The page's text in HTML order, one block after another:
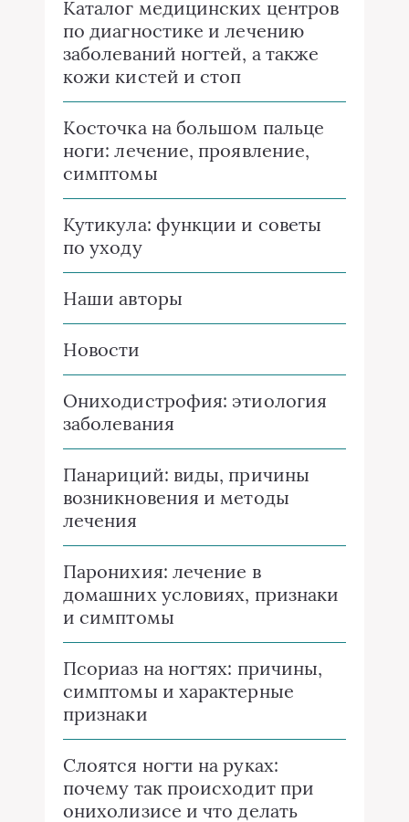
Каталог медицинских центров
по диагностике и лечению
заболеваний ногтей, а также
кожи кистей и стоп
Косточка на большом пальце
ноги: лечение, проявление,
симптомы
Кутикула: функции и советы
по уходу
Наши авторы
Новости
Ониходистрофия: этиология
заболевания
Панариций: виды, причины
возникновения и методы
лечения
Паронихия: лечение в
домашних условиях, признаки
и симптомы
Псориаз на ногтях: причины,
симптомы и характерные
признаки
Слоятся ногти на руках:
почему так происходит при
онихолизисе и что делать